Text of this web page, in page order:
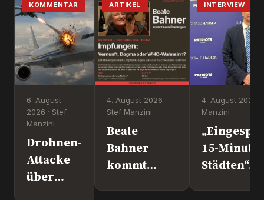
KOMMENTAR
6. August
2026 · Stef
Manzini
Drohnen-
Attacke
über
ARTIKEL
4. August 2026 ·
Stef Manzini
Beate
Bahner
kommt
INTERVIEW
4. August 2026 ·
Manzini
15-
Städten“.